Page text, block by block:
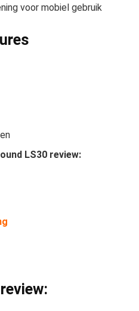
voor mobiel gebruik
LS30 review: